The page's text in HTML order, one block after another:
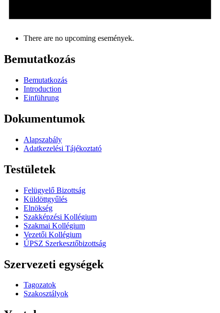
There are no upcoming események.
Bemutatkozás
Bemutatkozás
Introduction
Einführung
Dokumentumok
Alapszabály
Adatkezelési Tájékoztató
Testületek
Felügyelő Bizottság
Küldöttgyűlés
Elnökség
Szakképzési Kollégium
Szakmai Kollégium
Vezetői Kollégium
ÚPSZ Szerkesztőbizottság
Szervezeti egységek
Tagozatok
Szakosztályok